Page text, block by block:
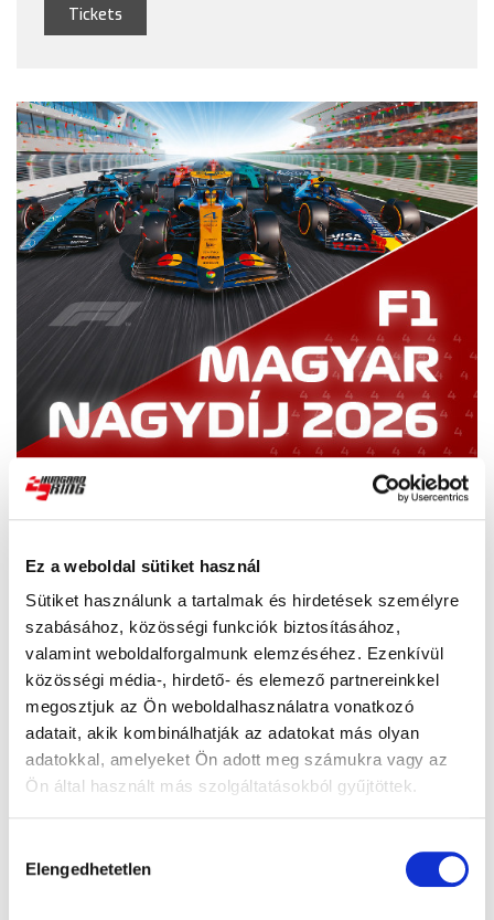
Ez a weboldal sütiket használ
Sütiket használunk a tartalmak és hirdetések személyre
szabásához, közösségi funkciók biztosításához,
valamint weboldalforgalmunk elemzéséhez. Ezenkívül
közösségi média-, hirdető- és elemező partnereinkkel
megosztjuk az Ön weboldalhasználatra vonatkozó
adatait, akik kombinálhatják az adatokat más olyan
adatokkal, amelyeket Ön adott meg számukra vagy az
Ön által használt más szolgáltatásokból gyűjtöttek.
kiválasztása
Elengedhetetlen
Tickets